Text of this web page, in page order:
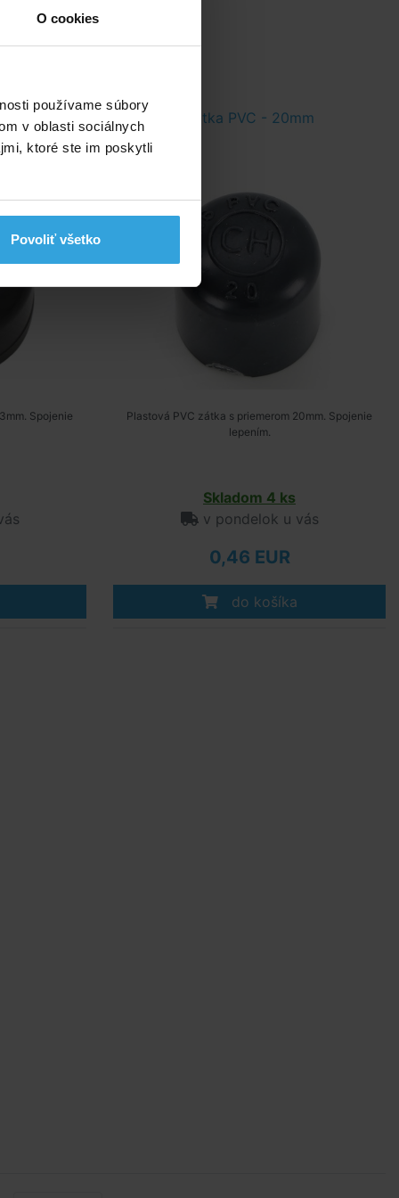
O cookies
používame súbory
v oblasti sociálnych
ktoré ste im poskytli
Povoliť všetko
Spojenie
Zátka PVC - 20mm
Plastová PVC zátka s priemerom 20mm. Spojenie
lepením.
Skladom 4 ks
v pondelok u vás
0,46 EUR
do košíka